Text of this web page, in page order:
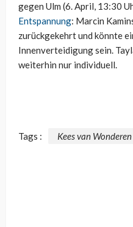
gegen Ulm (6. April, 13:30
Entspannung: Marcin
zurückgekehrt und könnte
Innenverteidigung sein.
weiterhin nur individuell.
Tags : Kees van Wonderen